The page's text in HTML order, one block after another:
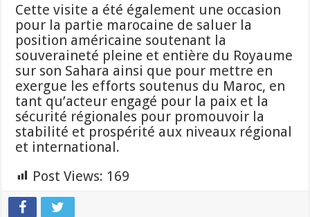
Cette visite a été également une occasion
pour la partie marocaine de saluer la
position américaine soutenant la
souveraineté pleine et entière du Royaume
sur son Sahara ainsi que pour mettre en
exergue les efforts soutenus du Maroc, en
tant qu’acteur engagé pour la paix et la
sécurité régionales pour promouvoir la
stabilité et prospérité aux niveaux régional
et international.
Post Views: 169